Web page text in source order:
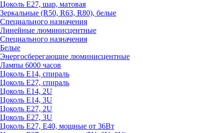
Цоколь Е27, шар, матовая
Зеркальные (R50, R63, R80), белые
Специального назначения
Линейные люминисцентные
Специального назначения
Белые
Энергосберегающие люминисцентные
Лампы 6000 часов
Цоколь Е14, спираль
Цоколь Е27, спираль
Цоколь Е14, 2U
Цоколь Е14, 3U
Цоколь Е27, 2U
Цоколь Е27, 3U
Цоколь Е27, Е40, мощные от 36Вт